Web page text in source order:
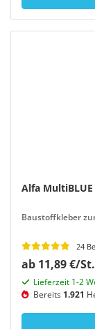
Alfa
Baustoffkleber
24
ab 11,89 €/St.
Lieferzeit 1-2
Bereits 1.921